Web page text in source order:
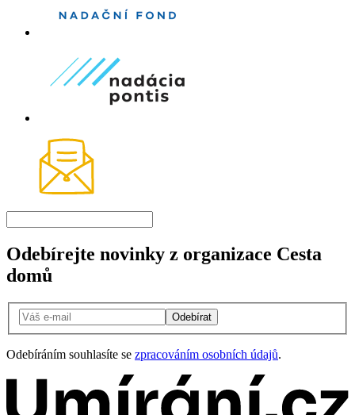
Odebírejte novinky z organizace Cesta
domů
Odebírat
Odebíráním souhlasíte se zpracováním osobních údajů.